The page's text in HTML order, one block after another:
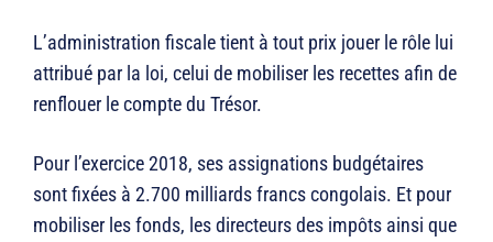
L’administration fiscale tient à tout prix jouer le rôle lui
attribué par la loi, celui de mobiliser les recettes afin de
renflouer le compte du Trésor.
Pour l’exercice 2018, ses assignations budgétaires
sont fixées à 2.700 milliards francs congolais. Et pour
mobiliser les fonds, les directeurs des impôts ainsi que